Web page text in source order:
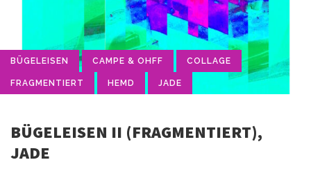
BÜGELEISEN CAMPE & OHFF COLLAGE
FRAGMENTIERT HEMD JADE
BÜGELEISEN II (FRAGMENTIERT),
JADE